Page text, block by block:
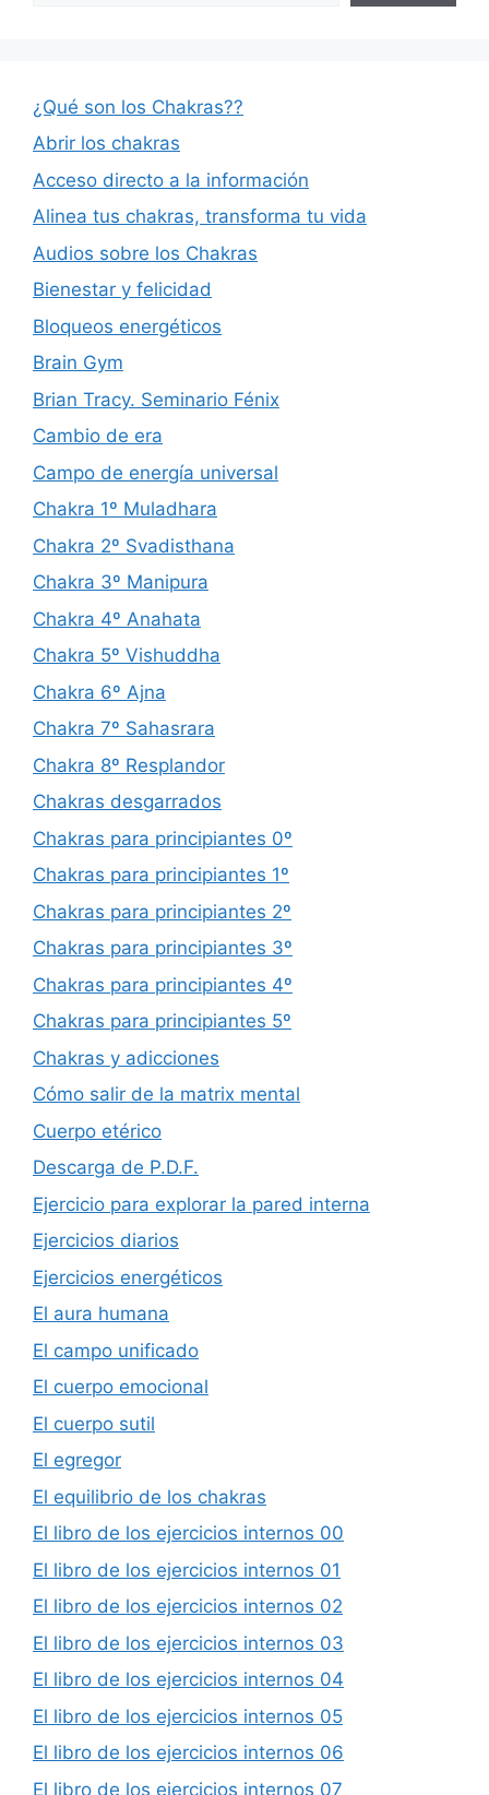
¿Qué son los Chakras??
Abrir los chakras
Acceso directo a la información
Alinea tus chakras, transforma tu vida
Audios sobre los Chakras
Bienestar y felicidad
Bloqueos energéticos
Brain Gym
Brian Tracy. Seminario Fénix
Cambio de era
Campo de energía universal
Chakra 1º Muladhara
Chakra 2º Svadisthana
Chakra 3º Manipura
Chakra 4º Anahata
Chakra 5º Vishuddha
Chakra 6º Ajna
Chakra 7º Sahasrara
Chakra 8º Resplandor
Chakras desgarrados
Chakras para principiantes 0º
Chakras para principiantes 1º
Chakras para principiantes 2º
Chakras para principiantes 3º
Chakras para principiantes 4º
Chakras para principiantes 5º
Chakras y adicciones
Cómo salir de la matrix mental
Cuerpo etérico
Descarga de P.D.F.
Ejercicio para explorar la pared interna
Ejercicios diarios
Ejercicios energéticos
El aura humana
El campo unificado
El cuerpo emocional
El cuerpo sutil
El egregor
El equilibrio de los chakras
El libro de los ejercicios internos 00
El libro de los ejercicios internos 01
El libro de los ejercicios internos 02
El libro de los ejercicios internos 03
El libro de los ejercicios internos 04
El libro de los ejercicios internos 05
El libro de los ejercicios internos 06
El libro de los ejercicios internos 07